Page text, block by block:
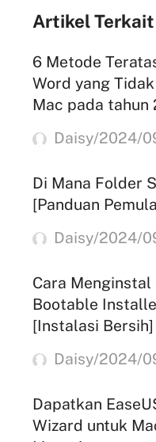
Artikel Terkait
6 Metode
Word yang
Mac pada tahun
Daisy/2024/
Di Mana Folder
[Panduan
Daisy/2024/
Cara Menginstal
Bootable
[Instalasi Bersih]
Daisy/2024/
Dapatkan
Wizard untuk